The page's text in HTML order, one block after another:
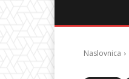
Naslovnica